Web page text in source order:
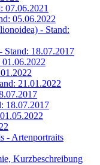
07.06.2021
05.06.2022
- Stand:
Stand: 18.07.2017
01.06.2022
21.01.2022
18.07.2017
- Artenportraits
Kurzbeschreibung